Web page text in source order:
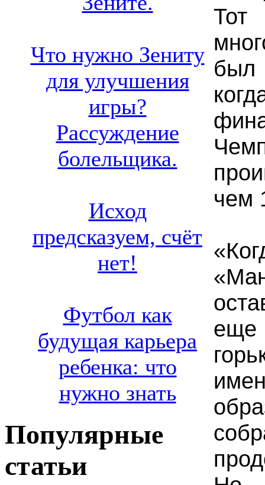
Что нужно Зениту
для улучшения
игры?
Рассуждение
болельщика.
Исход
предсказуем, счёт
нет!
Футбол как
будущая карьера
ребенка: что
нужно знать
Популярные
статьи
Тот
чем
еще